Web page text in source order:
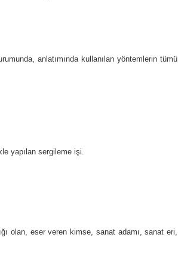
anlatımında kullanılan yöntemlerin tümü
yapılan sergileme işi.
olan, eser veren kimse, sanat adamı, sanat eri,